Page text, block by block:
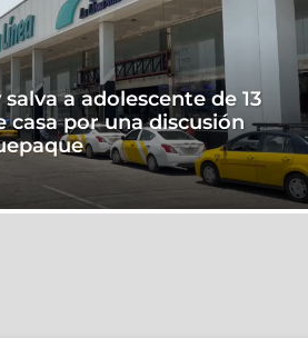
a adolescente de 13
casa por una discusión